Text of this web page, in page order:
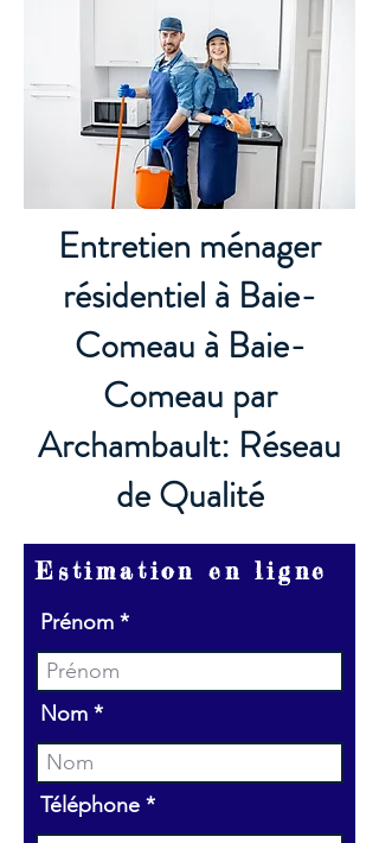
Entretien ménager
résidentiel à Baie-
Comeau à Baie-
Comeau par
Archambault: Réseau
de Qualité
Estimation en ligne
Prénom
Nom
Téléphone